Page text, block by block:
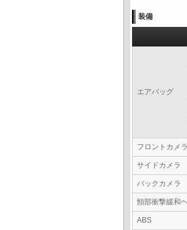
装備
エアバッグ
フロントカメラ
サイドカメラ
バックカメラ
頸部衝撃緩和
ABS